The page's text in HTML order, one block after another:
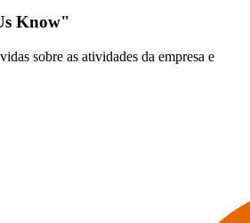
Know"
sobre as atividades da empresa e